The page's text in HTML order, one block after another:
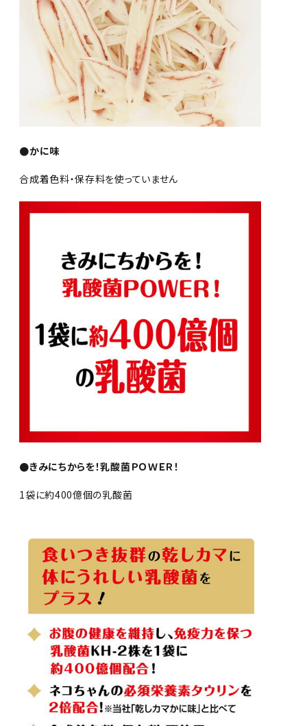
●かに味
合成着色料・保存料を使っていません
●きみにちからを！乳酸菌ＰＯＷＥＲ！
1袋に約400億個の乳酸菌